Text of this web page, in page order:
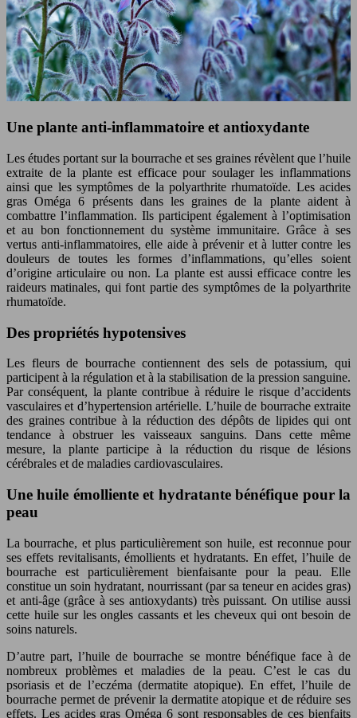
Une plante anti-inflammatoire et antioxydante
Les études portant sur la bourrache et ses graines révèlent que l’huile
extraite de la plante est efficace pour soulager les inflammations
ainsi que les symptômes de la polyarthrite rhumatoïde. Les acides
gras Oméga 6 présents dans les graines de la plante aident à
combattre l’inflammation. Ils participent également à l’optimisation
et au bon fonctionnement du système immunitaire. Grâce à ses
vertus anti-inflammatoires, elle aide à prévenir et à lutter contre les
douleurs de toutes les formes d’inflammations, qu’elles soient
d’origine articulaire ou non. La plante est aussi efficace contre les
raideurs matinales, qui font partie des symptômes de la polyarthrite
rhumatoïde.
Des propriétés hypotensives
Les fleurs de bourrache contiennent des sels de potassium, qui
participent à la régulation et à la stabilisation de la pression sanguine.
Par conséquent, la plante contribue à réduire le risque d’accidents
vasculaires et d’hypertension artérielle. L’huile de bourrache extraite
des graines contribue à la réduction des dépôts de lipides qui ont
tendance à obstruer les vaisseaux sanguins. Dans cette même
mesure, la plante participe à la réduction du risque de lésions
cérébrales et de maladies cardiovasculaires.
Une huile émolliente et hydratante bénéfique pour la
peau
La bourrache, et plus particulièrement son huile, est reconnue pour
ses effets revitalisants, émollients et hydratants. En effet, l’huile de
bourrache est particulièrement bienfaisante pour la peau. Elle
constitue un soin hydratant, nourrissant (par sa teneur en acides gras)
et anti-âge (grâce à ses antioxydants) très puissant. On utilise aussi
cette huile sur les ongles cassants et les cheveux qui ont besoin de
soins naturels.
D’autre part, l’huile de bourrache se montre bénéfique face à de
nombreux problèmes et maladies de la peau. C’est le cas du
psoriasis et de l’eczéma (dermatite atopique). En effet, l’huile de
bourrache permet de prévenir la dermatite atopique et de réduire ses
effets. Les acides gras Oméga 6 sont responsables de ces bienfaits